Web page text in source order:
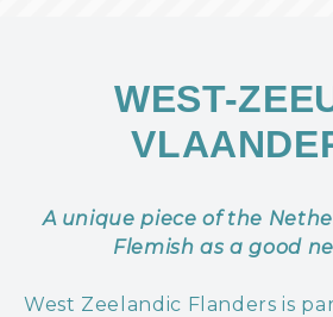
WEST-
A unique piece of the
Flemish as a good
West Zeelandic Flanders is